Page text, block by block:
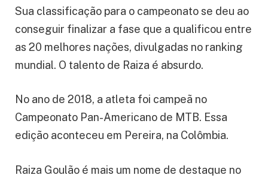
Sua classificação para o campeonato se deu ao
conseguir finalizar a fase que a qualificou entre
as 20 melhores nações, divulgadas no ranking
mundial. O talento de Raiza é absurdo.
No ano de 2018, a atleta foi campeã no
Campeonato Pan-Americano de MTB. Essa
edição aconteceu em Pereira, na Colômbia.
Raiza Goulão é mais um nome de destaque no